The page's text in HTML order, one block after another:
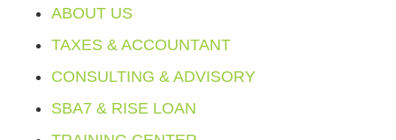
ABOUT US
TAXES & ACCOUNTANT
CONSULTING & ADVISORY
SBA7 & RISE LOAN